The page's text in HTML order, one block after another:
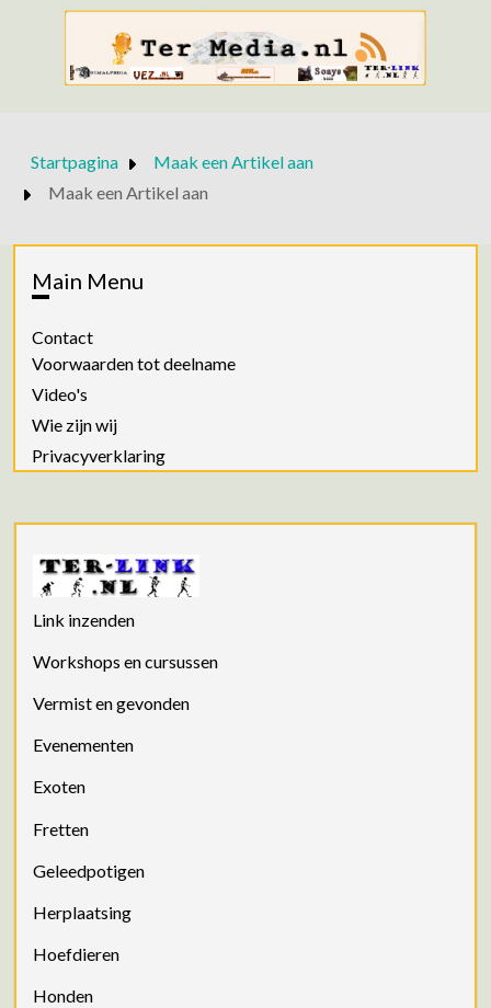
Startpagina
Maak een Artikel aan
Maak een Artikel aan
Main Menu
Contact
Voorwaarden tot deelname
Video's
Wie zijn wij
Privacyverklaring
Link inzenden
Workshops en cursussen
Vermist en gevonden
Evenementen
Exoten
Fretten
Geleedpotigen
Herplaatsing
Hoefdieren
Honden